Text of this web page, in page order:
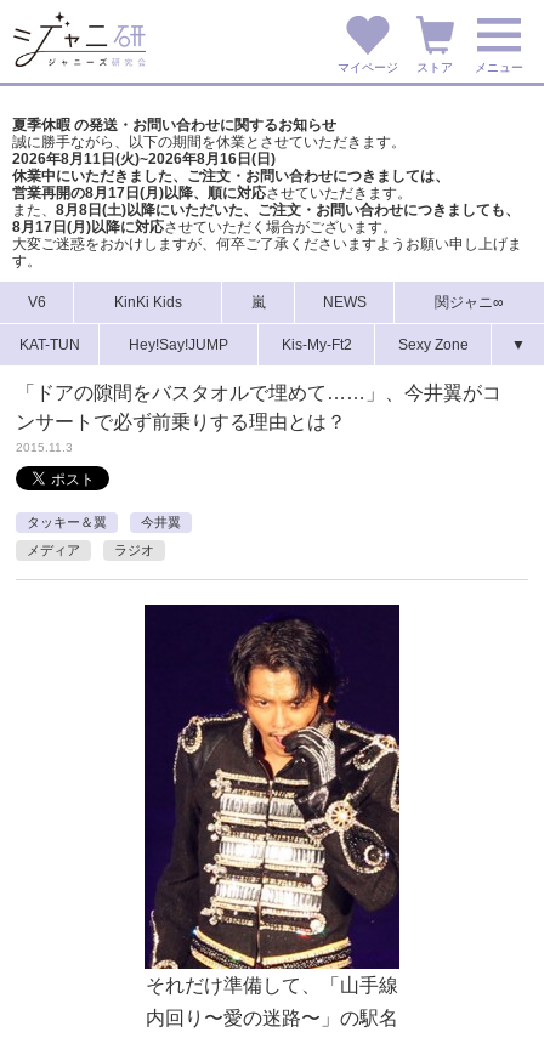
マイページ ストア メニュー
夏季休暇 の発送・お問い合わせに関するお知らせ
誠に勝手ながら、以下の期間を休業とさせていただきます。
2026年8月11日(火)~2026年8月16日(日)
休業中にいただきました、ご注文・お問い合わせにつきましては、
営業再開の8月17日(月)以降、順に対応させていただきます。
また、 8月8日(土)以降にいただいた、ご注文・ お問い合わせにつきましても、
8月17日(月)以降に対応させていただく場合がございます。
大変ご迷惑をおかけしますが、 何卒ご了承くださいますようお願い申し上げま
す。
V6 KinKi Kids 嵐 NEWS 関ジャニ∞
KAT-TUN Hey!Say!JUMP Kis-My-Ft2 Sexy Zone ▼
「ドアの隙間をバスタオルで埋めて……」、今井翼がコ
ンサートで必ず前乗りする理由とは？
2015.11.3
タッキー＆翼
今井翼
メディア
ラジオ
それだけ準備して、「山手線
内回り〜愛の迷路〜」の駅名